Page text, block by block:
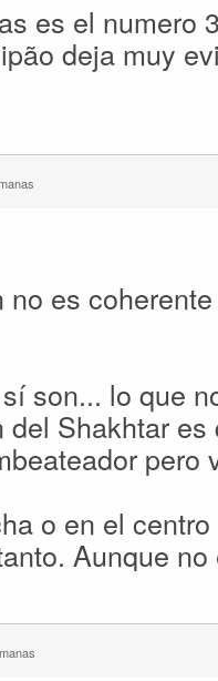
es el numero
deja muy
es
son... lo que
Shakhtar
pero
o en el
Aunque